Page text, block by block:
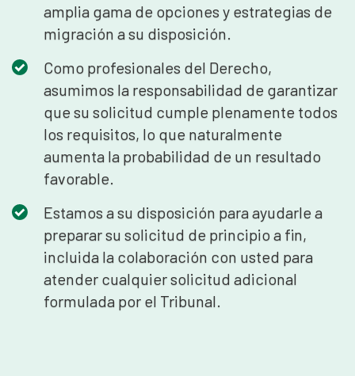
amplia gama de opciones y estrategias de
migración a su disposición.
Como profesionales del Derecho,
asumimos la responsabilidad de garantizar
que su solicitud cumple plenamente todos
los requisitos, lo que naturalmente
aumenta la probabilidad de un resultado
favorable.
Estamos a su disposición para ayudarle a
preparar su solicitud de principio a fin,
incluida la colaboración con usted para
atender cualquier solicitud adicional
formulada por el Tribunal.